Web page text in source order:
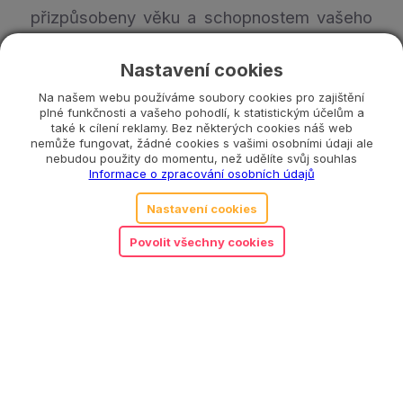
přizpůsobeny věku a schopnostem vašeho
Základní zatloukání
: Děti mohou
jednoduše zatloukat kolíky do otvorů
pomocí kladívka, což je základní
a nejjednodušší forma hry.
Barevné vzory: Starší děti mohou být
vyzvány k vytvoření různých barevných
vzorů pomocí kolíků. Můžete je
Nastavení cookies
Na našem webu používáme soubory cookies pro zajištění
plné funkčnosti a vašeho pohodlí, k statistickým účelům a
také k cílení reklamy. Bez některých cookies náš web
nemůže fungovat, žádné cookies s vašimi osobními údaji ale
nebudou použity do momentu, než udělíte svůj souhlas
Informace o zpracování osobních údajů
Nastavení cookies
Povolit všechny cookies